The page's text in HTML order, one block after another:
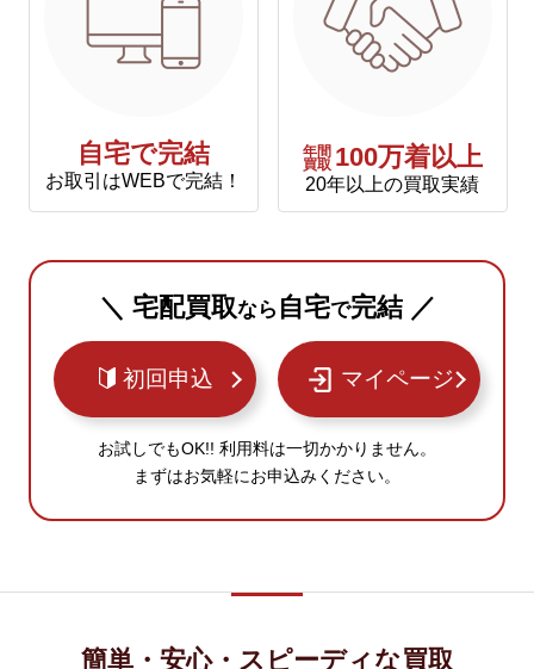
自宅で完結
お取引はWEBで完結！
年間
買取 100万着以上
20年以上の買取実績
＼ 宅配買取なら 自宅で完結 ／
初回申込 マイページ
お試しでもOK!! 利用料は一切かかりません。
まずはお気軽にお申込みください。
簡単・安心・スピーディな買取